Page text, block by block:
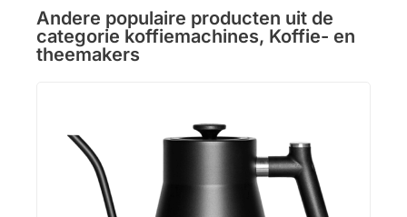
Andere populaire producten uit de
categorie koffiemachines, Koffie- en
theemakers